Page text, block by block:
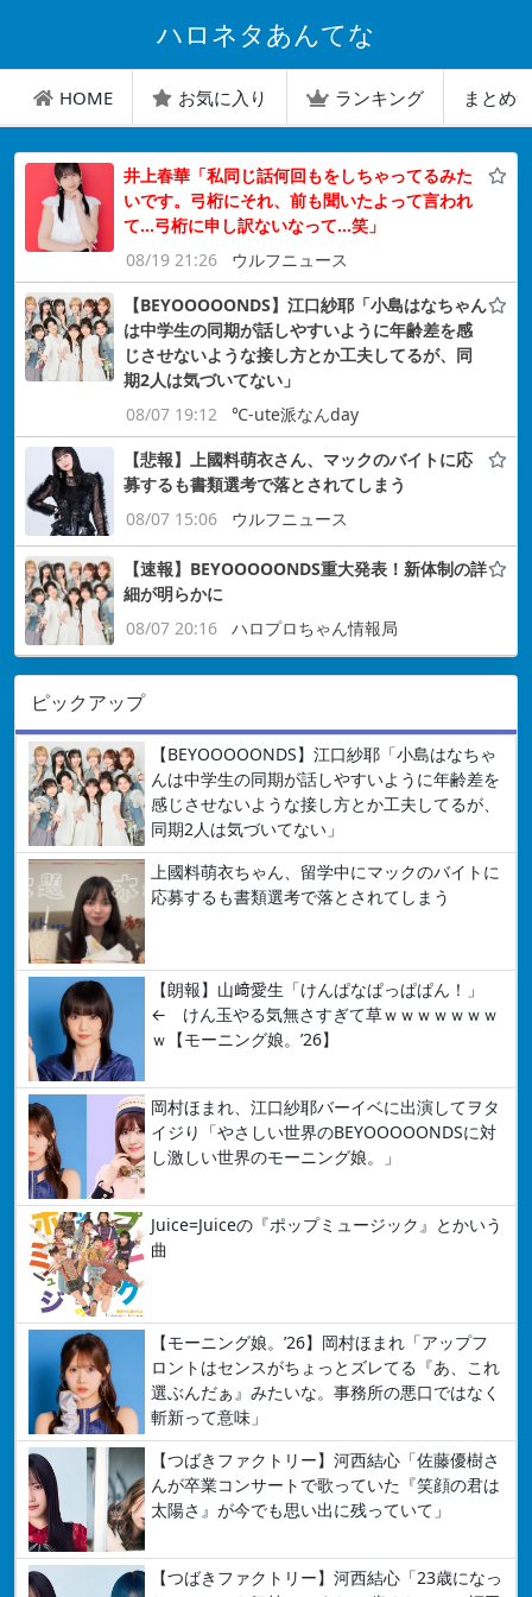
ハロネタあんてな
HOME お気に入り ランキング まとめ
井上春華「私同じ話何回もをしちゃってるみた
いです。弓桁にそれ、前も聞いたよって言われ
て…弓桁に申し訳ないなって…笑」
08/19 21:26
ウルフニュース
【BEYOOOOONDS】江口紗耶「小島はなちゃん
は中学生の同期が話しやすいように年齢差を感
じさせないような接し方とか工夫してるが、同
期2人は気づいてない」
08/07 19:12
℃-ute派なんday
【悲報】上國料萌衣さん、マックのバイトに応
募するも書類選考で落とされてしまう
08/07 15:06
ウルフニュース
【速報】BEYOOOOONDS重大発表！新体制の詳
細が明らかに
08/07 20:16
ハロプロちゃん情報局
ピックアップ
【BEYOOOOONDS】江口紗耶「小島はなちゃ
んは中学生の同期が話しやすいように年齢差を
感じさせないような接し方とか工夫してるが、
同期2人は気づいてない」
上國料萌衣ちゃん、留学中にマックのバイトに
応募するも書類選考で落とされてしまう
【朗報】山﨑愛生「けんぱなぱっぱぱん！」
← けん玉やる気無さすぎて草ｗｗｗｗｗｗｗ
ｗ【モーニング娘。’26】
岡村ほまれ、江口紗耶バーイベに出演してヲタ
イジり「やさしい世界のBEYOOOOONDSに対
し激しい世界のモーニング娘。」
Juice=Juiceの『ポップミュージック』とかいう
曲
【モーニング娘。’26】岡村ほまれ「アップフ
ロントはセンスがちょっとズレてる『あ、これ
選ぶんだぁ』みたいな。事務所の悪口ではなく
斬新って意味」
【つばきファクトリー】河西結心「佐藤優樹さ
んが卒業コンサートで歌っていた『笑顔の君は
太陽さ』が今でも思い出に残っていて」
【つばきファクトリー】河西結心「23歳になっ